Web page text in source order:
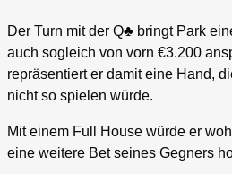
Der Turn mit der Q♣ bringt Park
auch sogleich von vorn €3.200
repräsentiert er damit eine Hand,
nicht so spielen würde.
Mit einem Full House würde er
eine weitere Bet seines Gegners